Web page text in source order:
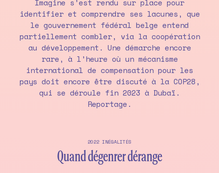
Imagine s’est rendu sur place pour
identifier et comprendre ses lacunes, que
le gouvernement fédéral belge entend
partiellement combler, via la coopération
au développement. Une démarche encore
rare, à l’heure où un mécanisme
international de compensation pour les
pays doit encore être discuté à la COP28,
qui se déroule fin 2023 à Dubaï.
Reportage.
2022 INÉGALITÉS
Quand dégenrer dérange